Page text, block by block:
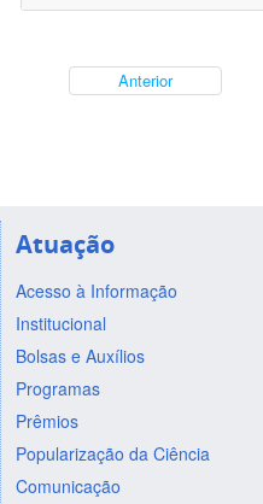
Anterior
Atuação
Acesso à Informação
Institucional
Bolsas e Auxílios
Programas
Prêmios
Popularização da Ciência
Comunicação